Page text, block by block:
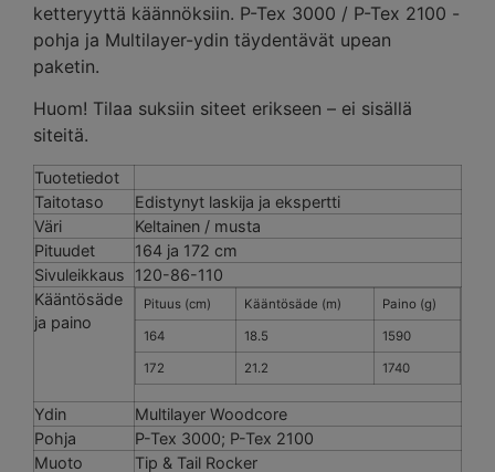
ketteryyttä käännöksiin. P-Tex 3000 / P-Tex 2100 -
pohja ja Multilayer-ydin täydentävät upean
paketin.
Huom! Tilaa suksiin siteet erikseen – ei sisällä
siteitä.
Tuotetiedot
Taitotaso
Edistynyt laskija ja ekspertti
Väri
Keltainen / musta
Pituudet
164 ja 172 cm
Sivuleikkaus
120-86-110
Kääntösäde
ja paino
Pituus (cm) Kääntösäde (m) Paino (g)
164 18.5 1590
172 21.2 1740
Ydin
Multilayer Woodcore
Pohja
P-Tex 3000; P-Tex 2100
Muoto
Tip & Tail Rocker